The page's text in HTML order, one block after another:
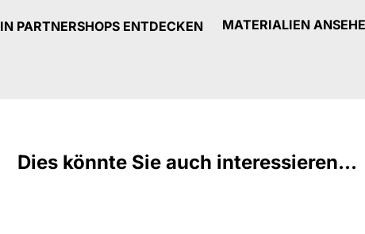
IN PARTNERSHOPS ENTDECKEN MATERIALIEN
Dies könnte Sie auch interessieren...